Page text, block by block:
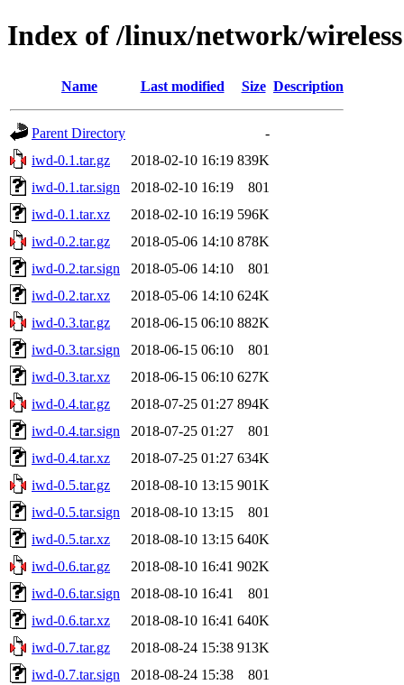
Index of /linux/network/wireless
Name Last modified Size Description
Parent Directory
-
iwd-0.1.tar.gz
2018-02-10 16:19 839K
iwd-0.1.tar.sign
2018-02-10 16:19
801
iwd-0.1.tar.xz
2018-02-10 16:19 596K
iwd-0.2.tar.gz
2018-05-06 14:10 878K
iwd-0.2.tar.sign
2018-05-06 14:10
801
iwd-0.2.tar.xz
2018-05-06 14:10 624K
iwd-0.3.tar.gz
2018-06-15 06:10 882K
iwd-0.3.tar.sign
2018-06-15 06:10
801
iwd-0.3.tar.xz
2018-06-15 06:10 627K
iwd-0.4.tar.gz
2018-07-25 01:27 894K
iwd-0.4.tar.sign
2018-07-25 01:27
801
iwd-0.4.tar.xz
2018-07-25 01:27 634K
iwd-0.5.tar.gz
2018-08-10 13:15 901K
iwd-0.5.tar.sign
2018-08-10 13:15
801
iwd-0.5.tar.xz
2018-08-10 13:15 640K
iwd-0.6.tar.gz
2018-08-10 16:41 902K
iwd-0.6.tar.sign
2018-08-10 16:41
801
iwd-0.6.tar.xz
2018-08-10 16:41 640K
iwd-0.7.tar.gz
2018-08-24 15:38 913K
iwd-0.7.tar.sign
2018-08-24 15:38
801